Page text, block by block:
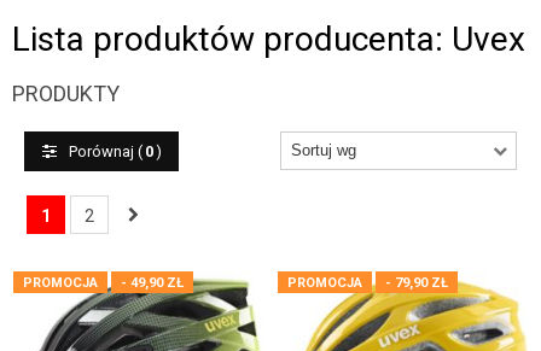
Lista produktów producenta: Uvex
PRODUKTY
Porównaj ( 0)
1 2
PROMOCJA - 49,90 ZŁ PROMOCJA - 79,90 ZŁ